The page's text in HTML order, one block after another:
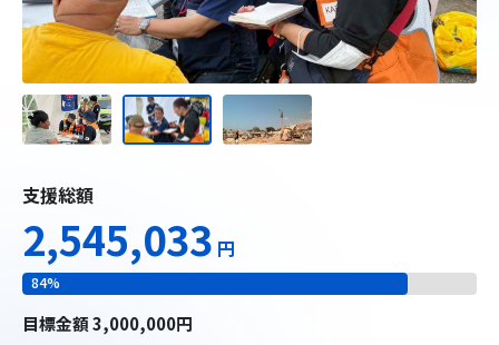
支援総額
2,545,033 円
84%
目標金額3,000,000円